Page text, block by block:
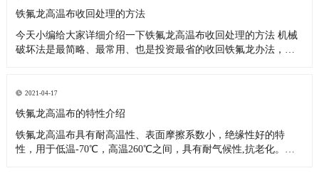
用： 1、各类高温
铁氟龙高温布收回处理的方法
今天小编给大家详细介绍一下铁氟龙高温布收回处理的方法 机械
破坏法是最简略、最常用、也是投资最省的收回铁氟龙办法，机
经过机械破坏的办法收回运用。机械破坏的办法比较多。可以辐
照或冷冻之后破坏
2021-04-17
铁氟龙高温布的特性介绍
铁氟龙高温布具有耐高温性、表面摩擦系数小，绝缘性好的特
性，用于低温-70℃，高温260℃之间，具有耐气候性,抗老化。非